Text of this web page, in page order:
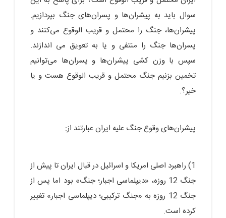
سوال باید به پیشران‌ها و پسران‌های جنگ بپردازیم.
پیشران‌ها، جنگ را محتمل و قریب الوقوع می‌کنند و
پسران‌ها جنگ را منتفی و یا به تعویق می اندازند.
سپس با وزن کشی پیشران‌ها و پسران‌ها می‌توانیم
تخمین بزنیم جنگ محتمل و قریب الوقوع هست و یا
خیر؟.
پیشران‌های وقوع جنگ علیه ایران عبارتند از:
1) راهبرد اصلی امریکا و اسرائیل در قبال ایران تا پیش از
جنگ 12 روزه، «دیپلماسی اجبار؛ جنگ» بود اما پس از
جنگ 12 روزه به «جنگ ترکیبی؛ دیپلماسی اجبار» تغییر
کرده است.